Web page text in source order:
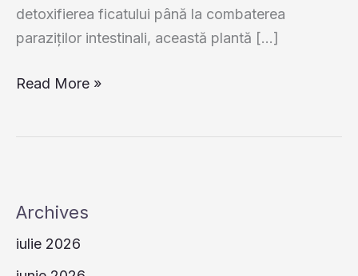
detoxifierea ficatului până la combaterea
paraziților intestinali, această plantă […]
Pelinul
Vindecă:
Tradiții
Read More »
Archives
iulie 2026